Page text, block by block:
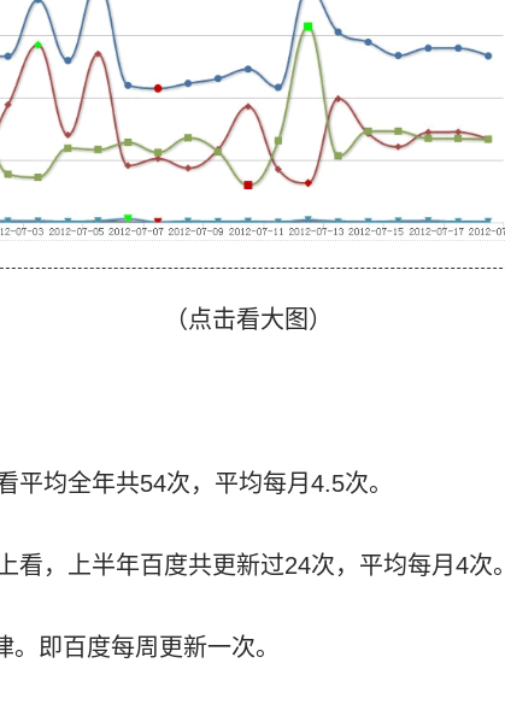
（点击看大图）
平均全年共54次，平均每月4.5次。
看，上半年百度共更新过24次，平均每月4次。
即百度每周更新一次。